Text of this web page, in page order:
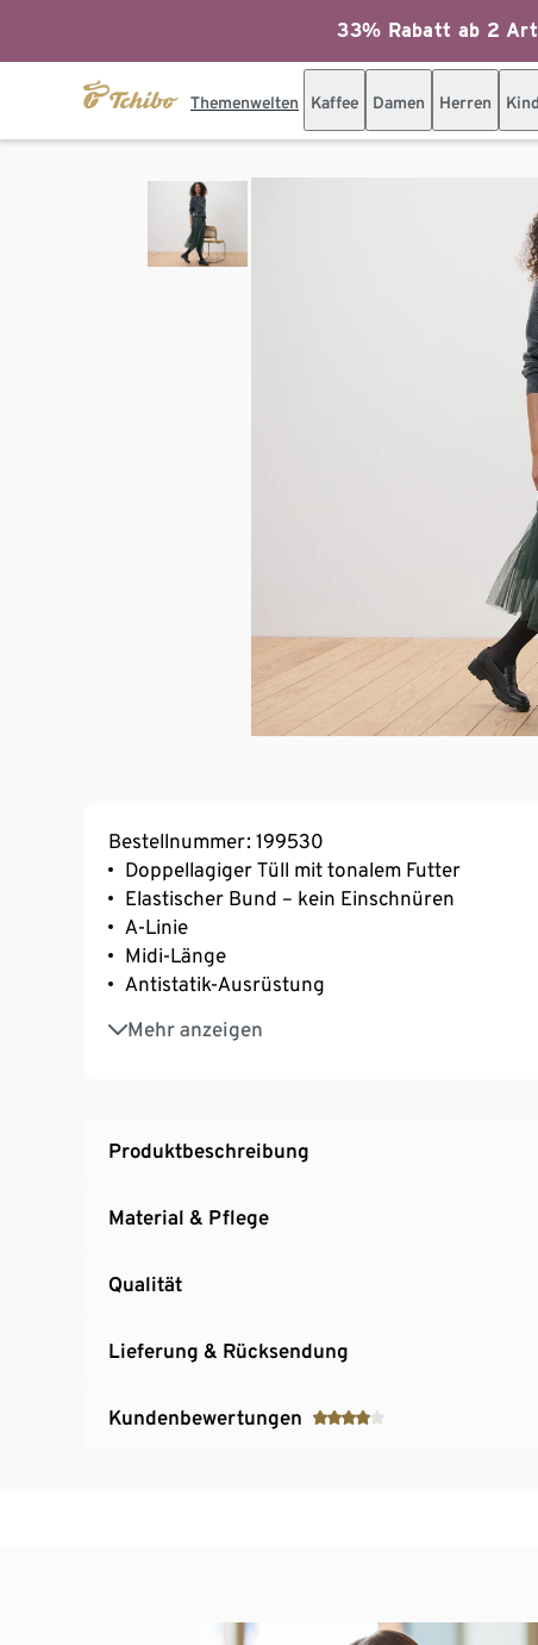
33% Rabatt ab 2
Themenwelten Kaffee Damen Herren
Bestellnummer: 199530
Doppellagiger Tüll mit tonalem Futter
Elastischer Bund – kein Einschnüren
A-Linie
Midi-Länge
Antistatik-Ausrüstung
Mehr anzeigen
Mit Elasthan: formbeständig, perfekter Sitz,
Produktbeschreibung
Material & Pflege
Qualität
Lieferung & Rücksendung
Kundenbewertungen